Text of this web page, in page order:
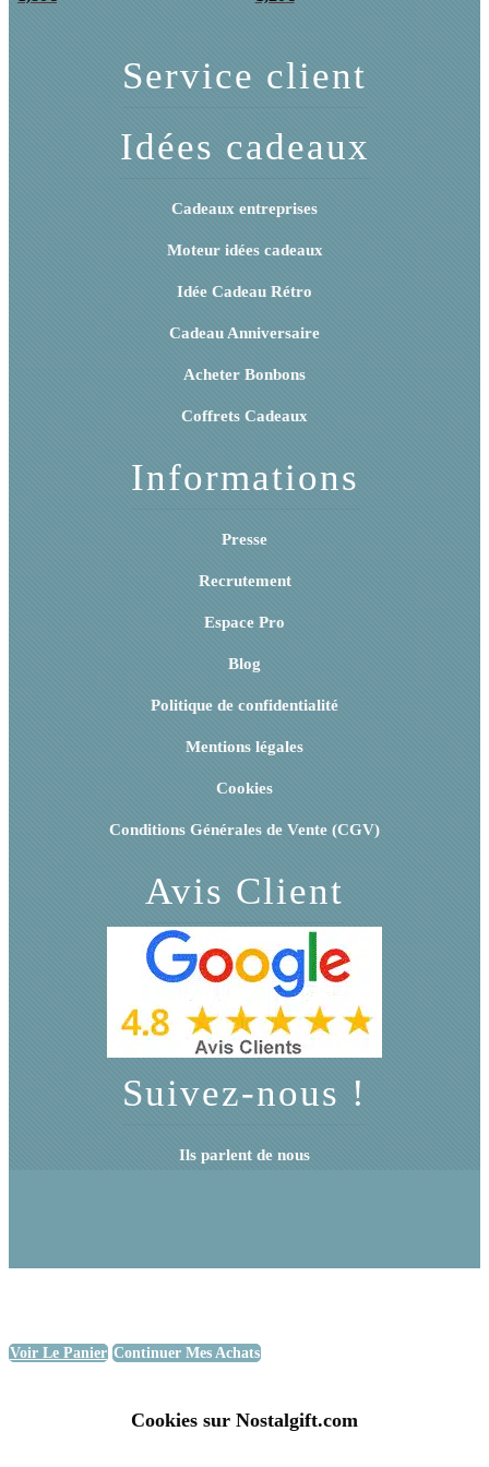
Service client
Idées cadeaux
Cadeaux entreprises
Moteur idées cadeaux
Idée Cadeau Rétro
Cadeau Anniversaire
Acheter Bonbons
Coffrets Cadeaux
Informations
Presse
Recrutement
Espace Pro
Blog
Politique de confidentialité
Mentions légales
Cookies
Conditions Générales de Vente (CGV)
Avis Client
Suivez-nous !
Ils parlent de nous
Voir Le Panier Continuer Mes Achats
Cookies sur Nostalgift.com